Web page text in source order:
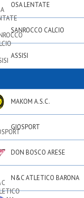
OSA LENTATE
SANROCCO CALCIO
ASSISI
MAKOM A.S.C.
GIOSPORT
DON BOSCO ARESE
N&C ATLETICO BARONA